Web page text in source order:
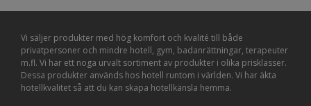
378,25kr
Vi säljer produkter med hög komfort och kvalité till både
privatpersoner och mindre hotell, gym, badanrättningar, terapeuter
m.fl. Vi har ett noga urvalt sortiment av produkter i olika prisklasser.
Dessa produkter används hos hotell runtom i världen. Vi har äkta
hotellkvalitet så att du kan skapa hotellkänsla hemma.